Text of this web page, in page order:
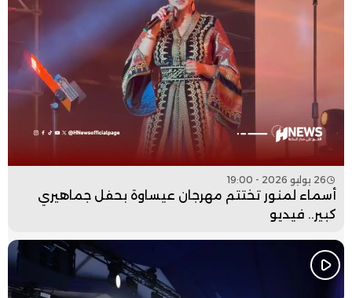
26 يوليو 2026 - 19:00
أسماء لمنور تختتم مهرجان عيساوة بحفل جماهيري
كبير.. فيديو